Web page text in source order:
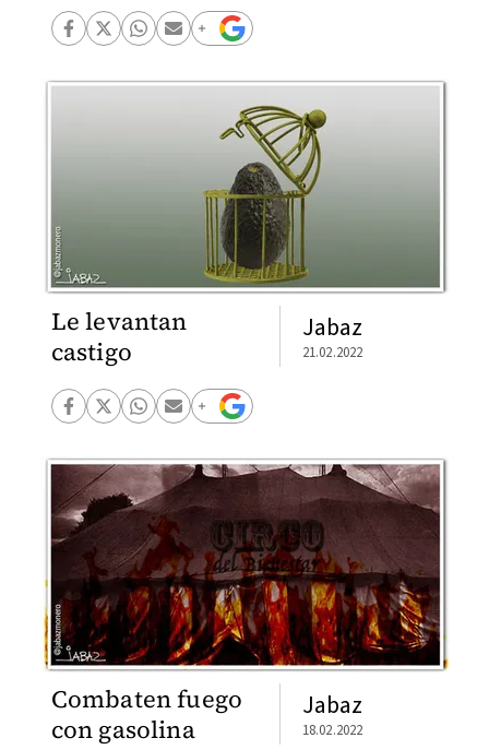
Le levantan
castigo
Jabaz
21.02.2022
Combaten fuego
con gasolina
Jabaz
18.02.2022